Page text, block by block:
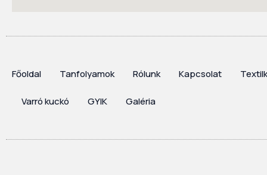
Főoldal Tanfolyamok Rólunk Kapcsolat
Varró kuckó GYIK Galéria